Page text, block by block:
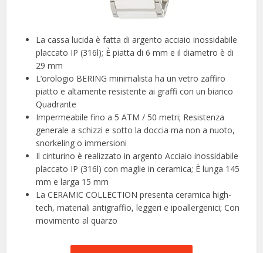
La cassa lucida è fatta di argento acciaio inossidabile
placcato IP (316l); È piatta di 6 mm e il diametro è di
29 mm
L’orologio BERING minimalista ha un vetro zaffiro
piatto e altamente resistente ai graffi con un bianco
Quadrante
Impermeabile fino a 5 ATM / 50 metri; Resistenza
generale a schizzi e sotto la doccia ma non a nuoto,
snorkeling o immersioni
Il cinturino è realizzato in argento Acciaio inossidabile
placcato IP (316l) con maglie in ceramica; È lunga 145
mm e larga 15 mm
La CERAMIC COLLECTION presenta ceramica high-
tech, materiali antigraffio, leggeri e ipoallergenici; Con
movimento al quarzo